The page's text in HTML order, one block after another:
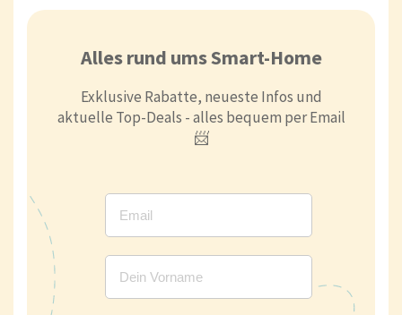
Alles rund ums Smart-Home
Exklusive Rabatte, neueste Infos und
aktuelle Top-Deals - alles bequem per Email
📨